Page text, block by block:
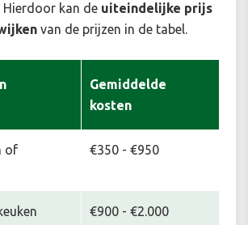
Hierdoor kan de uiteindelijke prijs
van de prijzen in de tabel.
Gemiddelde
kosten
of
€350 - €950
€900 - €2.000